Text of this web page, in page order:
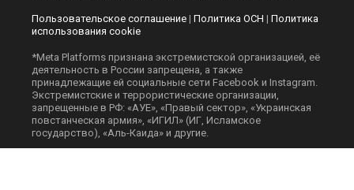
Пользовательское соглашение | Политика ОСН | Политика
использования cookie
*Meta Platforms признана экстремистской организацией, её
деятельность в России запрещена, а также
принадлежащие ей социальные сети Facebook и Instagram.
Экстремистские и террористические организации,
запрещенные в РФ: «АУЕ», «Правый сектор», «Украинская
повстанческая армия», «ИГИЛ» (ИГ, Исламское
государство), «Аль-Каида» и другие.